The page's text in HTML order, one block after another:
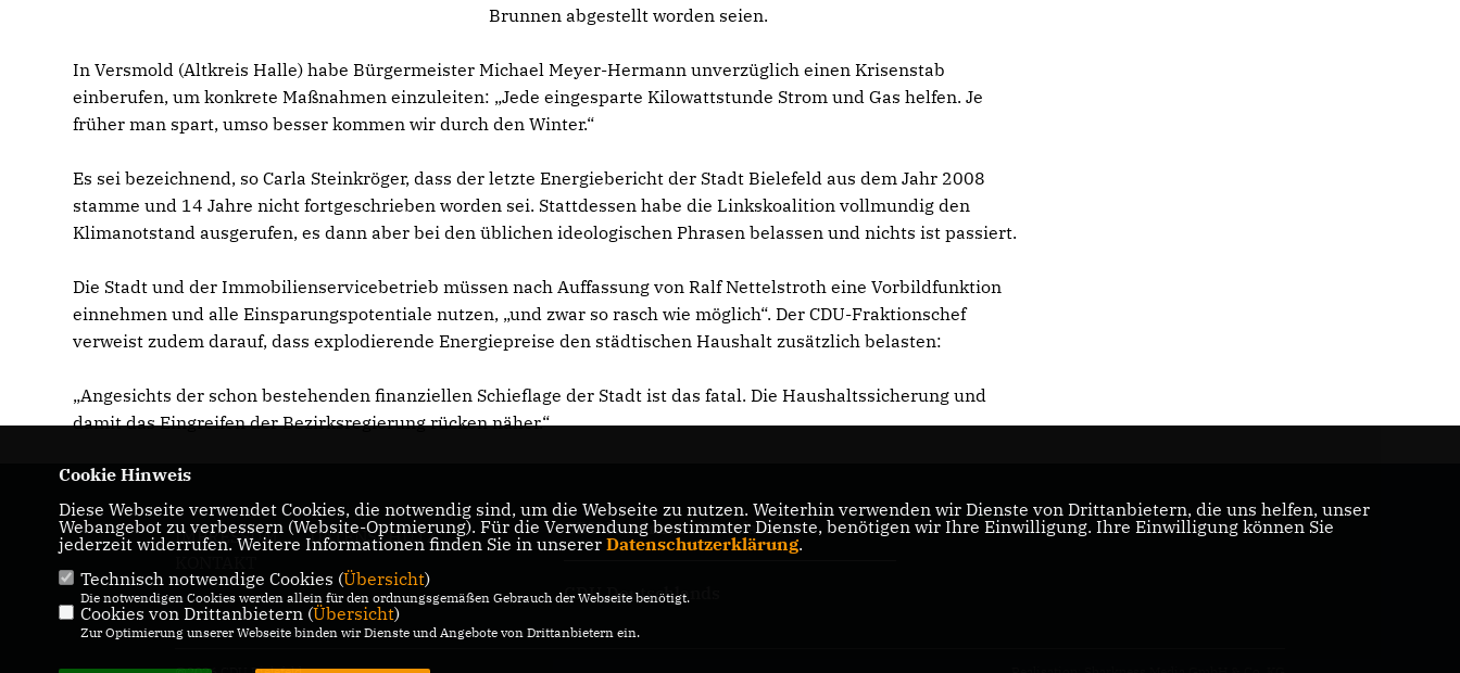
Brunnen abgestellt worden seien.
In Versmold (Altkreis Halle) habe Bürgermeister Michael Meyer-Hermann unverzüglich einen Krisenstab
einberufen, um konkrete Maßnahmen einzuleiten: „Jede eingesparte Kilowattstunde Strom und Gas helfen. Je
früher man spart, umso besser kommen wir durch den Winter.“
Es sei bezeichnend, so Carla Steinkröger, dass der letzte Energiebericht der Stadt Bielefeld aus dem Jahr 2008
stamme und 14 Jahre nicht fortgeschrieben worden sei. Stattdessen habe die Linkskoalition vollmundig den
Klimanotstand ausgerufen, es dann aber bei den üblichen ideologischen Phrasen belassen und nichts ist passiert.
Die Stadt und der Immobilienservicebetrieb müssen nach Auffassung von Ralf Nettelstroth eine Vorbildfunktion
einnehmen und alle Einsparungspotentiale nutzen, „und zwar so rasch wie möglich“. Der CDU-Fraktionschef
verweist zudem darauf, dass explodierende Energiepreise den städtischen Haushalt zusätzlich belasten:
Angesichts der schon bestehenden finanziellen Schieflage der Stadt ist das fatal. Die Haushaltssicherung und
damit das Eingreifen der Bezirksregierung rücken näher.“
IMPRESSUM
DATENSCHUTZ
CDU Nordrhein-Westfalen
CDU Deutschlands
Cookie Hinweis
Diese Webseite verwendet Cookies, die notwendig sind, um die Webseite zu nutzen. Weiterhin verwenden wir Dienste von Drittanbietern, die uns helfen, unser
Webangebot zu verbessern (Website-Optmierung). Für die Verwendung bestimmter Dienste, benötigen wir Ihre Einwilligung. Ihre Einwilligung können Sie
jederzeit widerrufen. Weitere Informationen finden Sie in unserer Datenschutzerklärung.
Technisch notwendige Cookies (Übersicht)
Die notwendigen Cookies werden allein für den ordnungsgemäßen Gebrauch der Webseite benötigt.
Cookies von Drittanbietern (Übersicht)
Zur Optimierung unserer Webseite binden wir Dienste und Angebote von Drittanbietern ein.